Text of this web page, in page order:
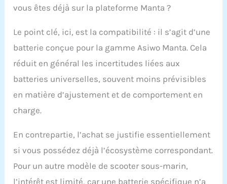
vous êtes déjà sur la plateforme Manta ?
Le point clé, ici, est la compatibilité : il s’agit d’une
batterie conçue pour la gamme Asiwo Manta. Cela
réduit en général les incertitudes liées aux
batteries universelles, souvent moins prévisibles
en matière d’ajustement et de comportement en
charge.
En contrepartie, l’achat se justifie essentiellement
si vous possédez déjà l’écosystème correspondant.
Pour un autre modèle de scooter sous-marin,
l’intérêt est limité, car une batterie spécifique n’a